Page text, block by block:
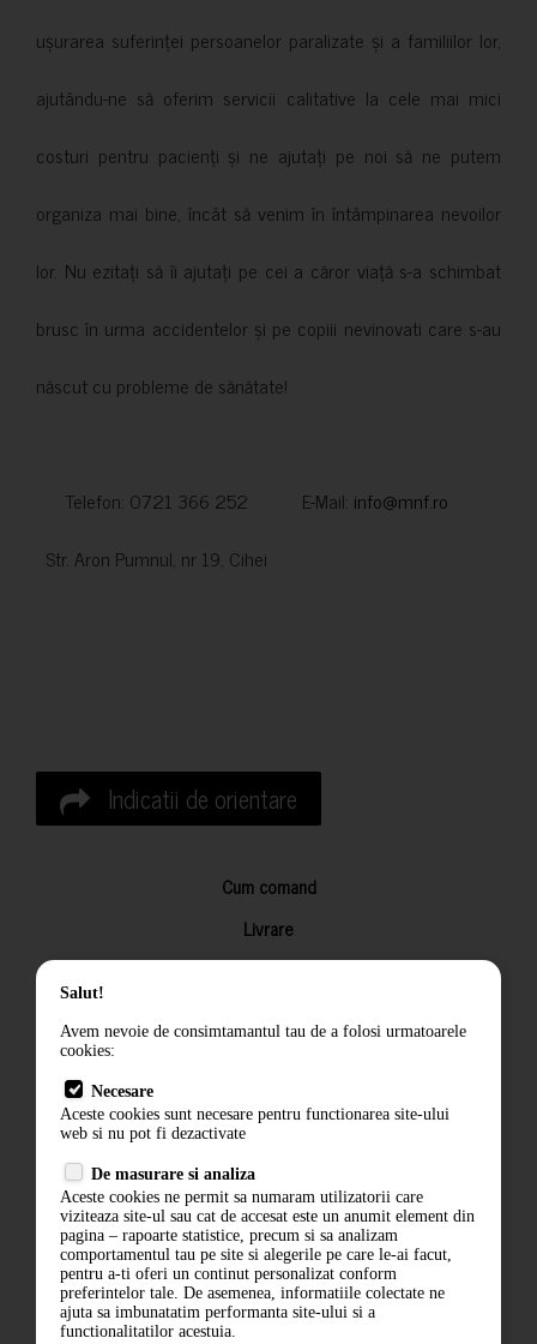
ușurarea suferinței persoanelor paralizate și a familiilor lor,
ajutându-ne să oferim servicii calitative la cele mai mici
costuri pentru pacienți și ne ajutați pe noi să ne putem
organiza mai bine, încât să venim în întâmpinarea nevoilor
lor. Nu ezitați să îi ajutați pe cei a căror viață s-a schimbat
brusc în urma accidentelor și pe copiii nevinovati care s-au
născut cu probleme de sănătate!
Telefon: 0721 366 252 E-Mail: info@mnf.ro
Str. Aron Pumnul, nr 19, Cihei
Indicatii de orientare
Cum comand
Livrare
Returnarea produselor
Termeni si conditii
Politica de confidentialitate
ANPC
Salut!
Avem nevoie de consimtamantul tau de a folosi urmatoarele
cookies:
Necesare
Aceste cookies sunt necesare pentru functionarea site-ului
web si nu pot fi dezactivate
De masurare si analiza
Aceste cookies ne permit sa numaram utilizatorii care
viziteaza site-ul sau cat de accesat este un anumit element din
pagina – rapoarte statistice, precum si sa analizam
comportamentul tau pe site si alegerile pe care le-ai facut,
pentru a-ti oferi un continut personalizat conform
preferintelor tale. De asemenea, informatiile colectate ne
ajuta sa imbunatatim performanta site-ului si a
functionalitatilor acestuia.